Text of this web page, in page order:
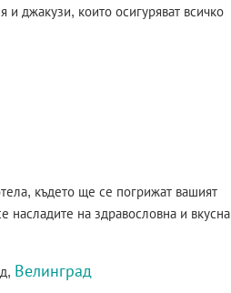
джакузи, които осигуряват всичко
където ще се погрижат вашият
насладите на здравословна и вкусна
Велинград